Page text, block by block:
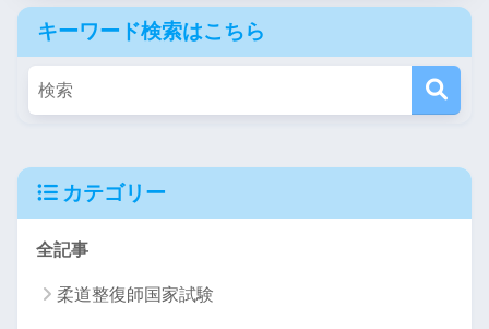
キーワード検索はこちら
カテゴリー
全記事
柔道整復師国家試験